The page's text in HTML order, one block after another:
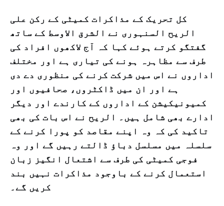
کل تحریک کے مذاکرات کمیٹی کے رکن علی
الریح السنہوری نے الشرق الاوسط کے ساتھ
گفتگو کرتے ہوئے کہا کہ آج لاکھوں افراد کی
طرف سے مظاہرہ ہونے کی تیاری ہے اور مختلف
اداروں نے اس میں شرکت کرنے کی منظوری دے دی
ہے اور ان میں ڈاکٹروں، صحافیوں اور
کمیونیکیشن کے اداروں کے کارندے اور دیگر
ادارے بھی شامل ہیں۔ الریح نے اس بات کی بھی
تاکید کی کہ وہ اپنے مقاصد کو پورا کرنے کے
سلسلہ میں مسلسل دباؤ ڈالتے رہیں گے اور وہ
فوجی کمیٹی کی طرف سے اشتعال انگیز زبان
استعمال کرنے کے باوجود مذاکرات نہیں بند
کریں گے۔